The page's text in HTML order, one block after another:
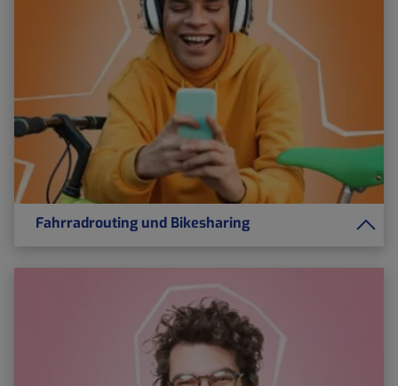
Fahrradrouting und Bikesharing